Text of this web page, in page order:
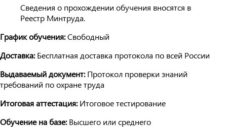
Сведения о прохождении обучения вносятся в
Реестр Минтруда.
График обучения:Свободный
Доставка:Бесплатная доставка протокола по всей России
Выдаваемый документ:Протокол проверки знаний
требований по охране труда
Итоговая аттестация:Итоговое тестирование
Обучение на базе:Высшего или среднего